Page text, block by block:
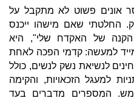
אונים פשוט לא מתקבל על
החלטתי שאם מישהו ייכנס
של האקדח שלי", היא
למעשה: קדמי הפכה לאחת
לנשיאת נשק לנשים, כולל
למעגל הזכאויות, והקימה
המספרים מדברים בעד